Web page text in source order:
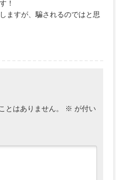
！
ますが、騙されるのではと思
とはありません。 ※ が付い